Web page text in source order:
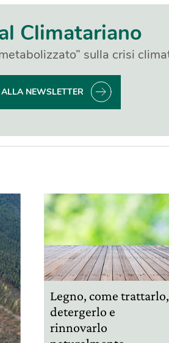
Climatariano
sulla crisi
NEWSLETTER
Legno, come trattarlo,
detergerlo e
rinnovarlo